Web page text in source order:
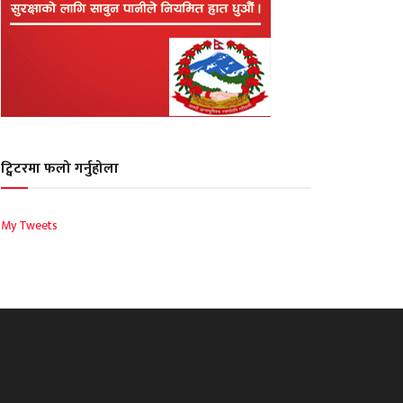
ट्विटरमा फलो गर्नुहोला
My Tweets